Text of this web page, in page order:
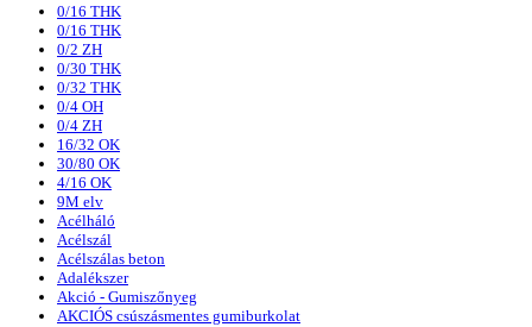
0/16 THK
0/16 THK
0/2 ZH
0/30 THK
0/32 THK
0/4 OH
0/4 ZH
16/32 OK
30/80 OK
4/16 OK
9M elv
Acélháló
Acélszál
Acélszálas beton
Adalékszer
Akció - Gumiszőnyeg
AKCIÓS csúszásmentes gumiburkolat